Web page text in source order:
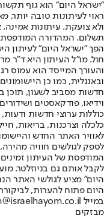
"ישראל היום" הוא גוף
ראוי לעיתונות טובה יותר,
ולא צועקת. עיתונות אמינה,
הפך "ישראל היום" לעיתון
חול. מו"ל העיתון היא ד"ר
והעורך המייסד הוא עמוס
חדשות מסביב לשעון, תוכן
וידיאו, פודקאסטים
כוללות ערוצי חדשות ודעות,
לאוויר האתר החדש
לספק לגולשים חוויה
המודפסת של העיתון
לקבל אותם גם בניוזלטר.
היום" מציע לגולשי האתר
היום פתוח להערות,
במייל hayom@israelhayom.co.il.
מבזקים